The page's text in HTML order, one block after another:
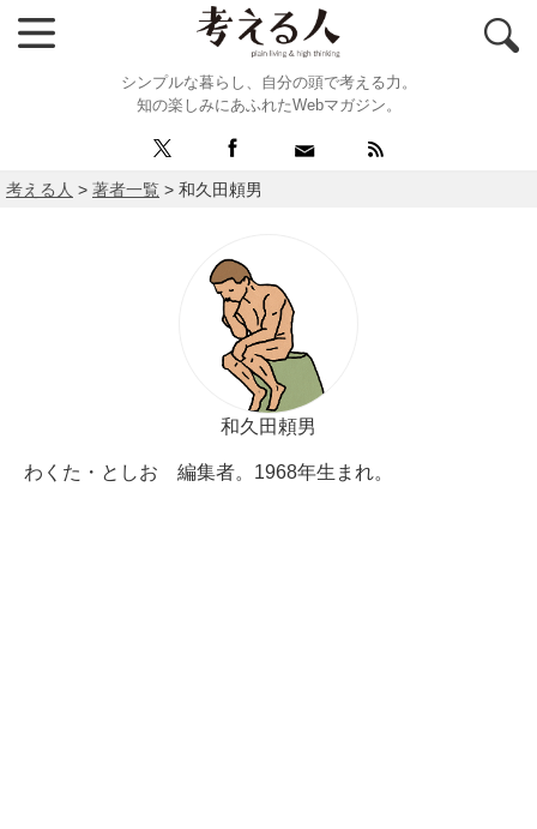
シンプルな暮らし、自分の頭で考える力。
知の楽しみにあふれたWebマガジン。
考える人 > 著者一覧 > 和久田頼男
和久田頼男
わくた・としお 編集者。1968年生まれ。